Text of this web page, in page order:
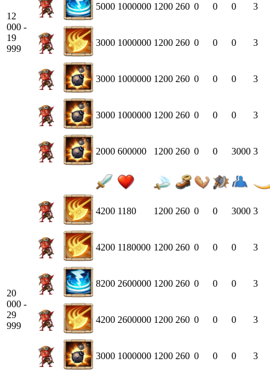
12
000 -
19
999
5000 1000000 1200 260 0 0 0 3
3000 1000000 1200 260 0 0 0 3
3000 1000000 1200 260 0 0 0 3
3000 1000000 1200 260 0 0 0 3
2000 600000 1200 260 0 0 3000 3
20
000 -
29
999
4200 1180 1200 260 0 0 3000 3
4200 1180000 1200 260 0 0 0 3
8200 2600000 1200 260 0 0 0 3
4200 2600000 1200 260 0 0 0 3
3000 1000000 1200 260 0 0 0 3